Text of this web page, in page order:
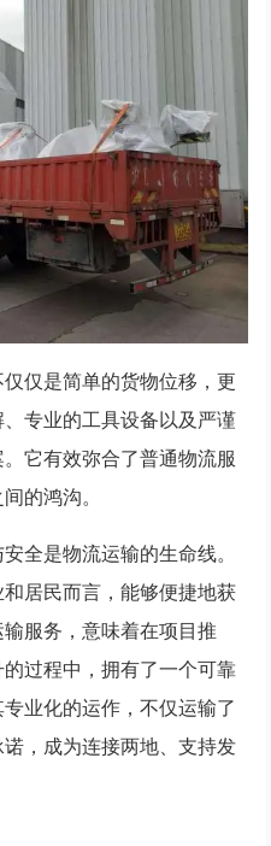
仅是简单的货物位移，更
专业的工具设备以及严谨
它有效弥合了普通物流服
的鸿沟。
全是物流运输的生命线。
居民而言，能够便捷地获
服务，意味着在项目推
过程中，拥有了一个可靠
业化的运作，不仅运输了
，成为连接两地、支持发